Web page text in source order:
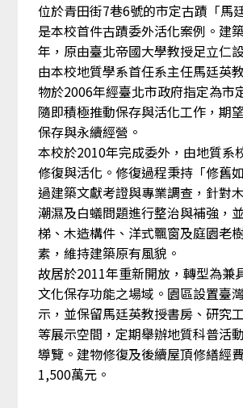
位於青田街7巷6號的市定古蹟「馬
是本校首件古蹟委外活化案例。建
年，原由臺北帝國大學教授足立仁
由本校地質學系首任系主任馬廷英
物於2006年經臺北市政府指定為市
隨即積極推動保存與活化工作，期
保存與永續經營。
本校於2010年完成委外，由地質系
修復與活化。修復過程秉持「修舊
過建築文獻考證與專業調查，針對
潮濕及白蟻問題進行整治與補強，
梯、木造構件、洋式飄窗及庭園老
素，維持建築原有風貌。
故居於2011年重新開放，轉型為兼
文化保存功能之場域。園區設置臺
示，並保留馬廷英教授書房、研究
等展示空間，定期舉辦地質科普活
導覽。建物修復及後續屋頂修繕經
1,500萬元。